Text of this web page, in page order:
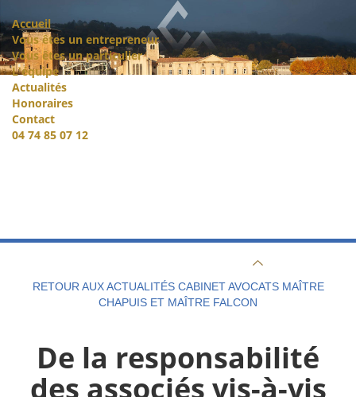
Accueil
Vous êtes un entrepreneur
Vous êtes un particulier
L'équipe
Actualités
Honoraires
Contact
04 74 85 07 12
RETOUR AUX ACTUALITÉS CABINET AVOCATS MAÎTRE
CHAPUIS ET MAÎTRE FALCON
De la responsabilité
des associés vis-à-vis